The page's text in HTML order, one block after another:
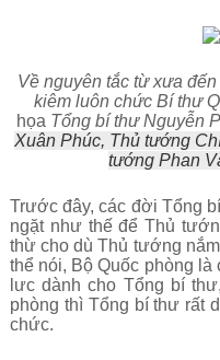
Về nguyên tắc từ xưa
kiêm luôn chức Bí thư
họa Tổng bí thư Nguyễn
Xuân Phúc, Thủ tướng
tướng Phan
Trước đây, các đời Tổng
ngặt như thế để Thủ
thừ cho dù Thủ tướng
thể nói, Bộ Quốc phòng là
lưc dành cho Tổng bí
phòng thì Tổng bí thư rất
chức.